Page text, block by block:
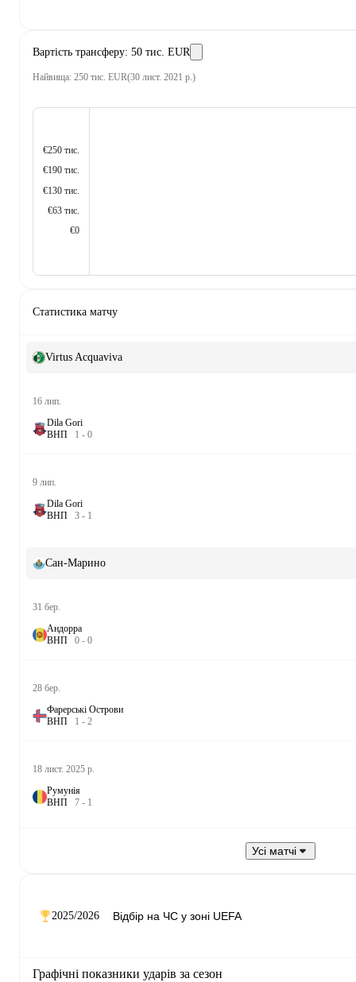
Вартість трансферу: 50 тис. EUR
Найвища: 250 тис. EUR(30 лист. 2021 р.)
€250 тис.
€190 тис.
€130 тис.
€63 тис.
€0
Статистика матчу
Virtus Acquaviva
16 лип.
Dila Gori
ВНП 1 - 0
9 лип.
Dila Gori
ВНП 3 - 1
Сан-Марино
31 бер.
Андорра
ВНП 0 - 0
28 бер.
Фарерські Острови
ВНП 1 - 2
18 лист. 2025 р.
Румунія
ВНП 7 - 1
Усі матчі
2025/2026
Графічні показники ударів за сезон